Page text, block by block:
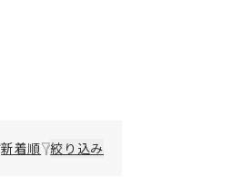
新着順 絞り込み